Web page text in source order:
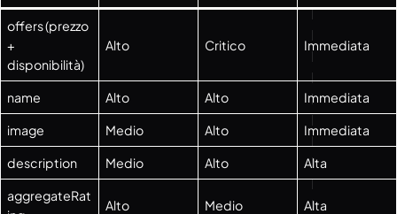
offers (prezzo
+
disponibilità)
Alto Critico Immediata
name Alto Alto Immediata
image Medio Alto Immediata
description Medio Alto Alta
aggregateRat
Alto Medio Alta